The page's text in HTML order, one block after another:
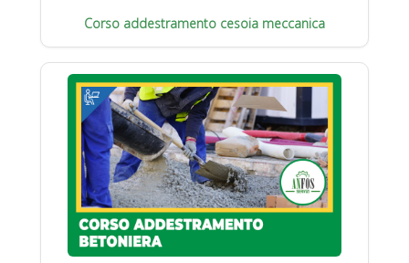
Corso addestramento cesoia meccanica